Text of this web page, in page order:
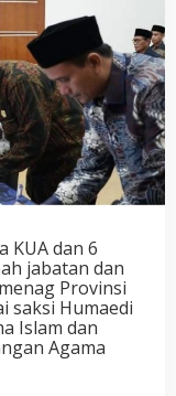
KUA dan 6
jabatan dan
Provinsi
saksi Humaedi
Islam dan
Agama